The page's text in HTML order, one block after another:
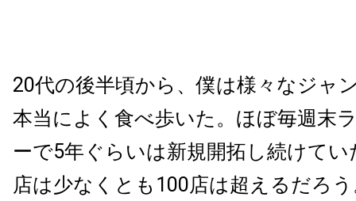
20代の後半頃から、僕は様々なジャ
本当によく食べ歩いた。ほぼ毎週末
ーで5年ぐらいは新規開拓し続けて
店は少なくとも100店は超えるだろ